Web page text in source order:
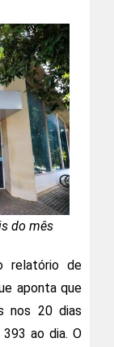
do mês
relatório de
aponta que
nos 20 dias
ao dia. O